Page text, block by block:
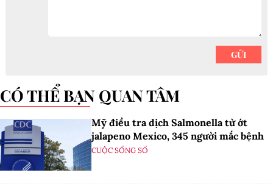
CÓ THỂ BẠN QUAN TÂM
Mỹ điều tra dịch Salmonella từ ớt
jalapeno Mexico, 345 người mắc bệnh
CUỘC SỐNG SỐ